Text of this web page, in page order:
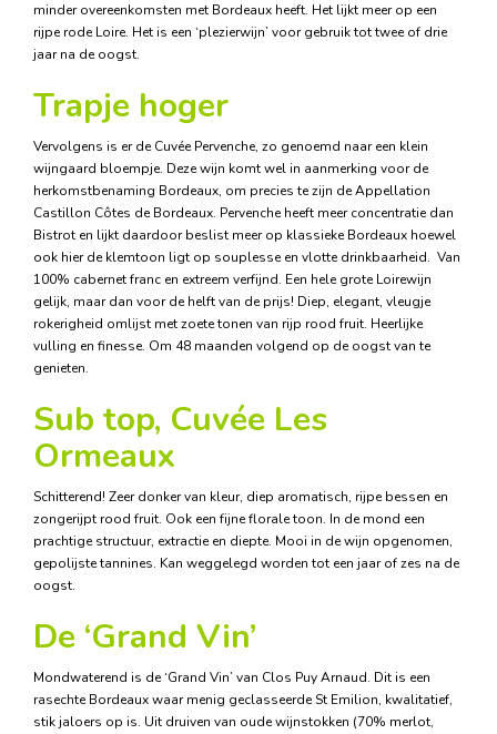
minder overeenkomsten met Bordeaux heeft. Het lijkt meer op een
rijpe rode Loire. Het is een ‘plezierwijn’ voor gebruik tot twee of drie
jaar na de oogst.
Trapje hoger
Vervolgens is er de Cuvée Pervenche, zo genoemd naar een klein
wijngaard bloempje. Deze wijn komt wel in aanmerking voor de
herkomstbenaming Bordeaux, om precies te zijn de Appellation
Castillon Côtes de Bordeaux. Pervenche heeft meer concentratie dan
Bistrot en lijkt daardoor beslist meer op klassieke Bordeaux hoewel
ook hier de klemtoon ligt op souplesse en vlotte drinkbaarheid. Van
100% cabernet franc en extreem verfijnd. Een hele grote Loirewijn
gelijk, maar dan voor de helft van de prijs! Diep, elegant, vleugje
rokerigheid omlijst met zoete tonen van rijp rood fruit. Heerlijke
vulling en finesse. Om 48 maanden volgend op de oogst van te
genieten.
Sub top, Cuvée Les
Ormeaux
Schitterend! Zeer donker van kleur, diep aromatisch, rijpe bessen en
zongerijpt rood fruit. Ook een fijne florale toon. In de mond een
prachtige structuur, extractie en diepte. Mooi in de wijn opgenomen,
gepolijste tannines. Kan weggelegd worden tot een jaar of zes na de
oogst.
De ‘Grand Vin’
Mondwaterend is de ‘Grand Vin’ van Clos Puy Arnaud. Dit is een
rasechte Bordeaux waar menig geclasseerde St Emilion, kwalitatief,
stik jaloers op is. Uit druiven van oude wijnstokken (70% merlot,